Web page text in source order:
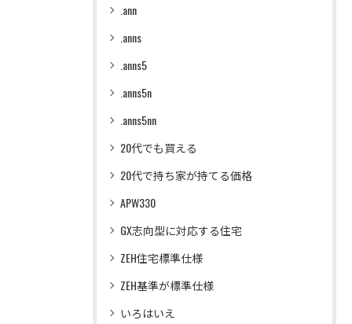
.ann
.anns
.anns5
.anns5n
.anns5nn
20代でも買える
20代で持ち家が持てる価格
APW330
GX志向型に対応する住宅
ZEH住宅標準仕様
ZEH基準が標準仕様
いろはいえ